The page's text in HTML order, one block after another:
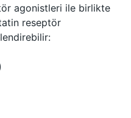
agonistleri ile birlikte
reseptör